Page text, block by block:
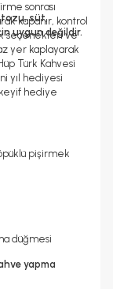
sonrası
kapanır, kontrol
seçenekleri ve
yer kaplayarak
Türk Kahvesi
yıl hediyesi
hediye
tozu, süt,
uygun değildir.
pişirmek
düğmesi
yapma